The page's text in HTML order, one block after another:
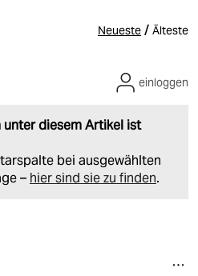
Neueste / Älteste
diesem Artikel ist
bei ausgewählten
– hier sind sie zu finden.
einloggen